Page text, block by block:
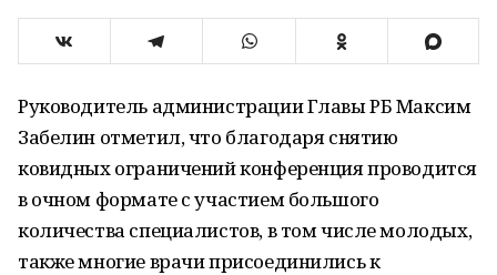
Руководитель администрации Главы РБ Максим
Забелин отметил, что благодаря снятию
ковидных ограничений конференция проводится
в очном формате с участием большого
количества специалистов, в том числе молодых,
также многие врачи присоединились к